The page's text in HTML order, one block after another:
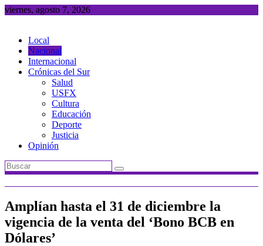
Saltar
viernes, agosto 7, 2026
Local
Nacional
Internacional
Crónicas del Sur
Salud
USFX
Cultura
Educación
Deporte
Justicia
Opinión
Amplían hasta el 31 de diciembre la
vigencia de la venta del ‘Bono BCB en
Dólares’